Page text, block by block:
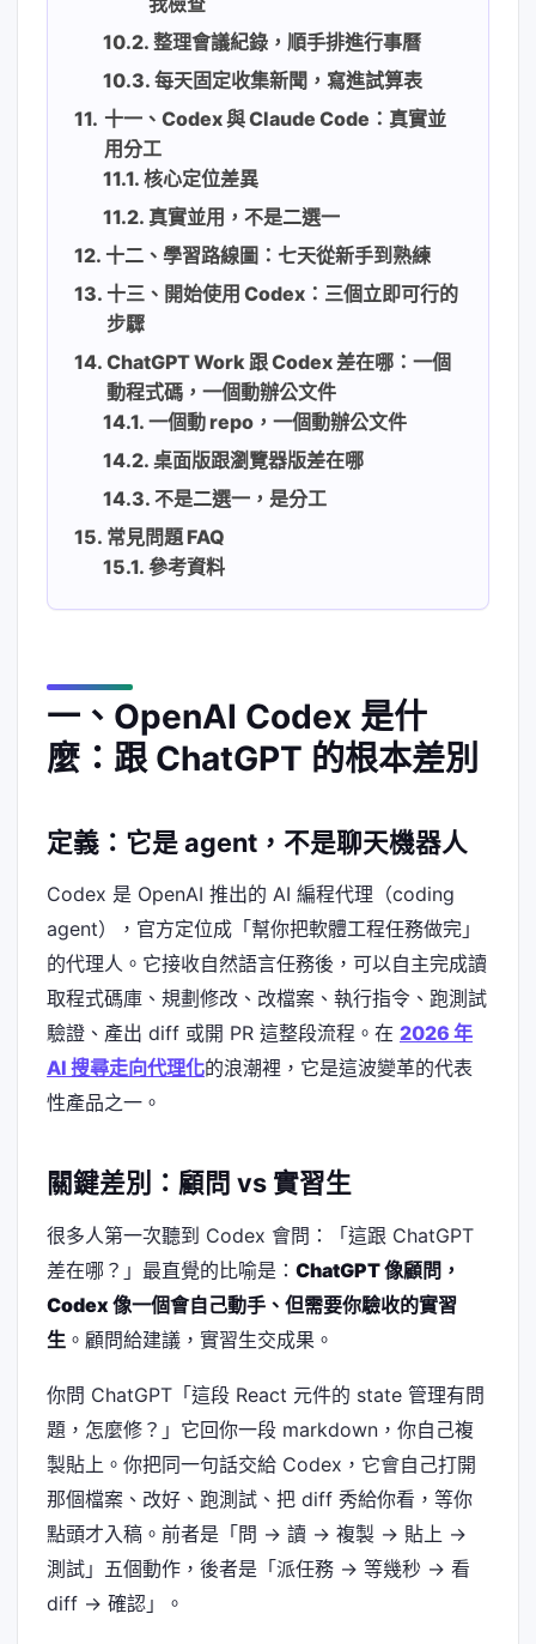
整理會議紀錄，順手排進行事曆
每天固定收集新聞，寫進試算表
十一、Codex 與 Claude Code：真實並
用分工
核心定位差異
真實並用，不是二選一
十二、學習路線圖：七天從新手到熟練
十三、開始使用 Codex：三個立即可行的
步驟
ChatGPT Work 跟 Codex 差在哪：一個
動程式碼，一個動辦公文件
一個動 repo，一個動辦公文件
桌面版跟瀏覽器版差在哪
不是二選一，是分工
常見問題 FAQ
參考資料
一、OpenAI Codex 是什
麼：跟 ChatGPT 的根本差別
定義：它是 agent，不是聊天機器人
Codex 是 OpenAI 推出的 AI 編程代理（coding
agent），官方定位成「幫你把軟體工程任務做完」
的代理人。它接收自然語言任務後，可以自主完成讀
取程式碼庫、規劃修改、改檔案、執行指令、跑測試
驗證、產出 diff 或開 PR 這整段流程。在 2026 年
AI 搜尋走向代理化的浪潮裡，它是這波變革的代表
性產品之一。
關鍵差別：顧問 vs 實習生
很多人第一次聽到 Codex 會問：「這跟 ChatGPT
差在哪？」最直覺的比喻是： ChatGPT 像顧問，
Codex 像一個會自己動手、但需要你驗收的實習
生 。顧問給建議，實習生交成果。
你問 ChatGPT「這段 React 元件的 state 管理有問
題，怎麼修？」它回你一段 markdown，你自己複
製貼上。你把同一句話交給 Codex，它會自己打開
那個檔案、改好、跑測試、把 diff 秀給你看，等你
點頭才入稿。前者是「問 → 讀 → 複製 → 貼上 →
測試」五個動作，後者是「派任務 → 等幾秒 → 看
diff → 確認」。